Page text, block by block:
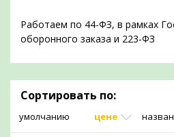
Работаем по 44-ФЗ, в рамках
оборонного заказа и 223-ФЗ
Сортировать по:
умолчанию цене